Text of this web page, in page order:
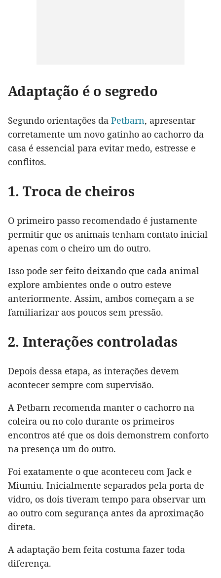
Adaptação é o segredo
Segundo orientações da Petbarn, apresentar
corretamente um novo gatinho ao cachorro da
casa é essencial para evitar medo, estresse e
conflitos.
1. Troca de cheiros
O primeiro passo recomendado é justamente
permitir que os animais tenham contato inicial
apenas com o cheiro um do outro.
Isso pode ser feito deixando que cada animal
explore ambientes onde o outro esteve
anteriormente. Assim, ambos começam a se
familiarizar aos poucos sem pressão.
2. Interações controladas
Depois dessa etapa, as interações devem
acontecer sempre com supervisão.
A Petbarn recomenda manter o cachorro na
coleira ou no colo durante os primeiros
encontros até que os dois demonstrem conforto
na presença um do outro.
Foi exatamente o que aconteceu com Jack e
Miumiu. Inicialmente separados pela porta de
vidro, os dois tiveram tempo para observar um
ao outro com segurança antes da aproximação
direta.
A adaptação bem feita costuma fazer toda
diferença.